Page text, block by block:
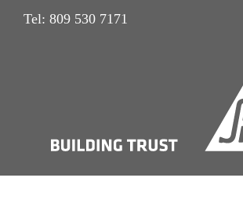
Tel: 809 530 7171